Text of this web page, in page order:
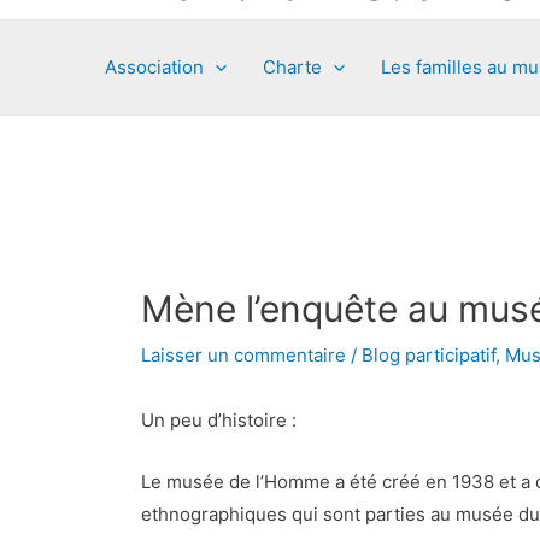
Association Charte Les familles au
Mène l’enquête au
Laisser un commentaire / Blog participatif,
Un peu d’histoire :
Le musée de l’Homme a été créé en 1938 et
ethnographiques qui sont parties au musée